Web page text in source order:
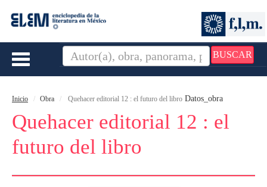
BUSCAR
Toggle
Inicio Obra Quehacer editorial 12 : el futuro del libro Datos_obra
Quehacer editorial 12 : el
futuro del libro